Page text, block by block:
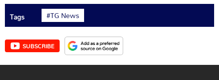
Tags #TG News
SUBSCRIBE